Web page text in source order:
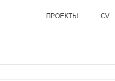
ПРОЕКТЫ CV